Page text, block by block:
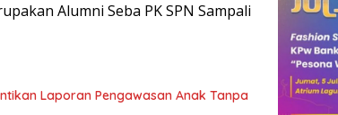
Alumni Seba PK SPN Sampali
Laporan Pengawasan Anak Tanpa